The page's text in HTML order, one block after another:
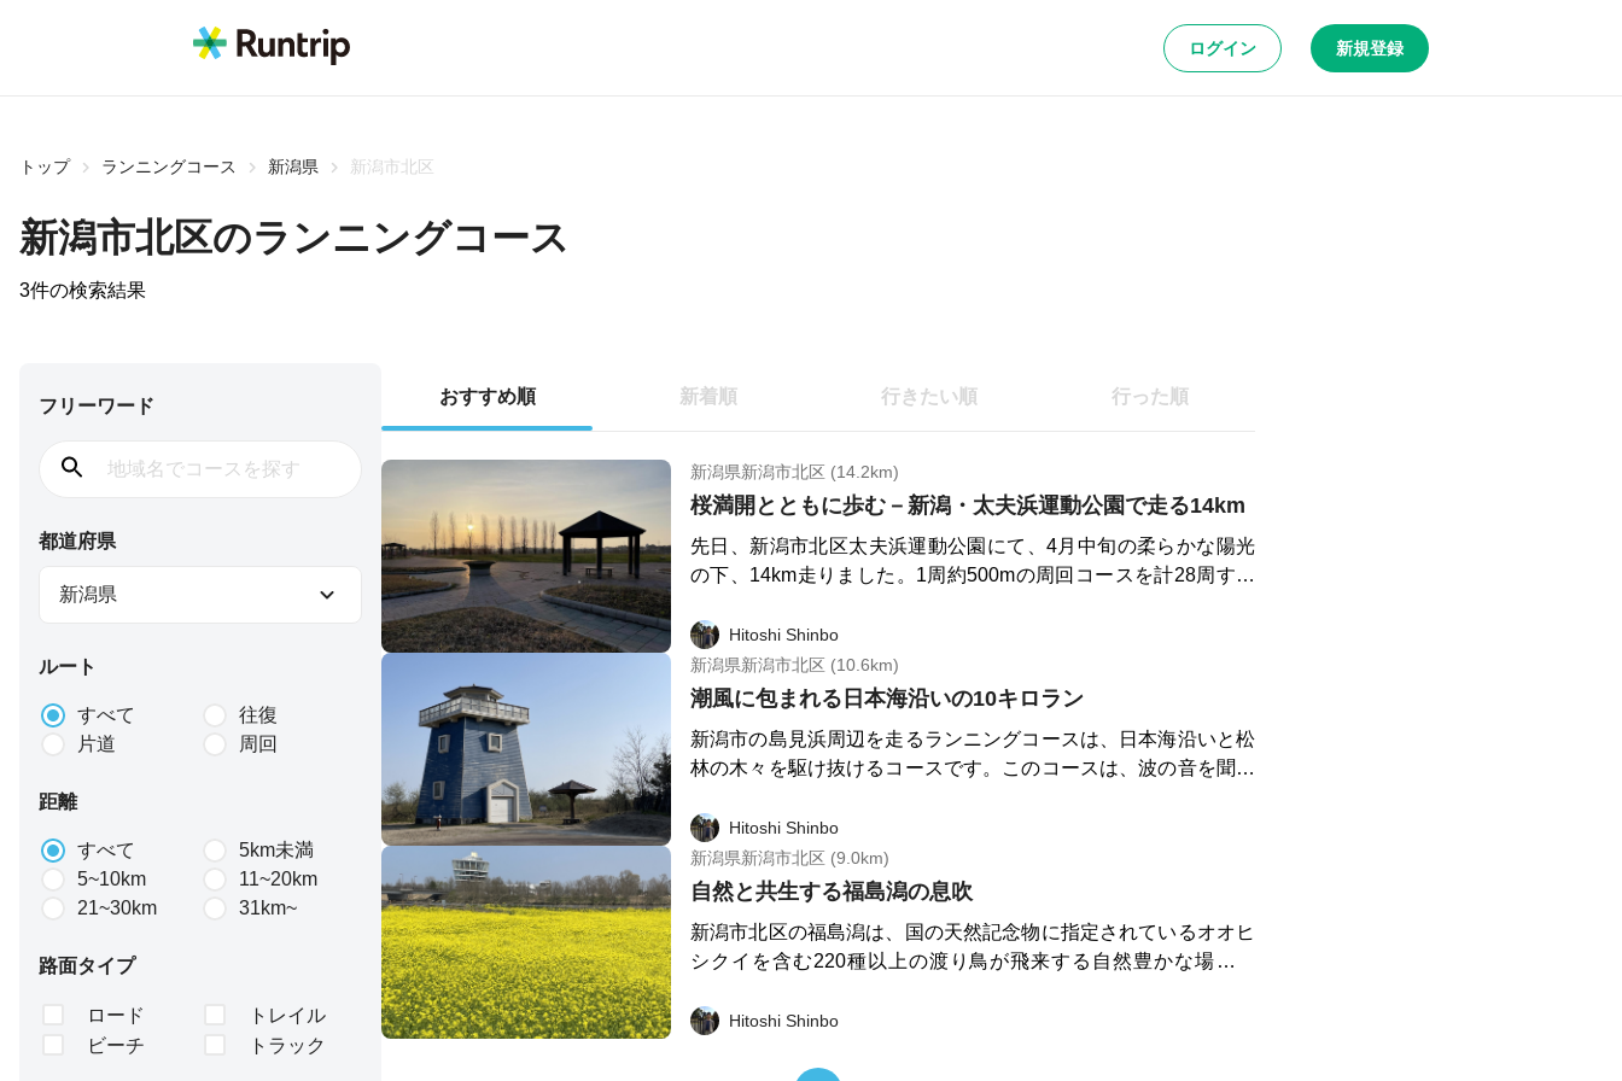
ログイン 新規登録
トップ ランニングコース 新潟県 新潟市北区
新潟市北区のランニングコース
3件の検索結果
フリーワード
都道府県
新潟県
ルート
すべて
往復
片道
周回
距離
すべて
5km未満
5~10km
11~20km
21~30km
31km~
路面タイプ
ロード
トレイル
ビーチ
トラック
おすすめ順 新着順 行きたい順 行った順
新潟県新潟市北区 (14.2km)
桜満開とともに歩む－新潟・太夫浜運動公園で走る14km
先日、新潟市北区太夫浜運動公園にて、4月中旬の柔らかな陽光
の下、14km走りました。1周約500mの周回コースを計28周する
う瞬間を体感できる、特別な時間となりました。 公園内には多目
的広場やお子様向けの複合遊具、バスケットボール専用のハーフ
コート、健康遊具なども整備され、市民の憩いの場として利用さ
が、走るたびに自分の内面と向き合う時間を豊かにしてくれるの
を実感し、次回のランにも早く訪れたいという思いが強まりまし
Hitoshi Shinbo
新潟県新潟市北区 (10.6km)
潮風に包まれる日本海沿いの10キロラン
新潟市の島見浜周辺を走るランニングコースは、日本海沿いと松
林の木々を駆け抜けるコースです。このコースは、波の音を聞き
す。日本海沿いに広がる美しい自然環境は、ランナーにとってリ
フレッシュできる場所です。また、日本海洋石油資源開発の事業
所や東西オイルターミナル（株） 東新潟油槽所があるため、産業
ートルのランニングコースは、健康的な運動を楽しむ人々にとっ
て理想的な場所です。日本海の風景を背に、心地よいランニング
Hitoshi Shinbo
新潟県新潟市北区 (9.0km)
自然と共生する福島潟の息吹
新潟市北区の福島潟は、国の天然記念物に指定されているオオヒ
シクイを含む220種以上の渡り鳥が飛来する自然豊かな場所で
生植物や湿性植物の緑がランナーの目を楽しませてくれます。春
人々を暖かく迎え入れてくれます。ただし、周回コースは車の通
Hitoshi Shinbo